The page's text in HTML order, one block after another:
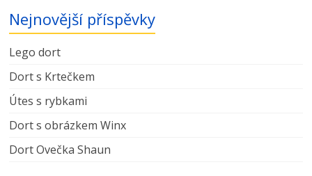
Nejnovější příspěvky
Lego dort
Dort s Krtečkem
Útes s rybkami
Dort s obrázkem Winx
Dort Ovečka Shaun